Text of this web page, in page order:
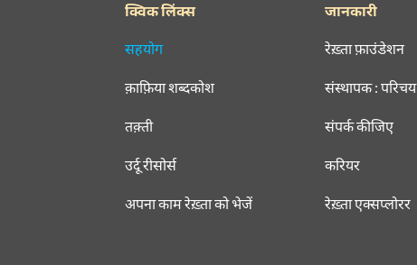
क्विक लिंक्स
सहयोग
क़ाफ़िया शब्दकोश
तक़्ती
उर्दू रीसोर्स
अपना काम रेख़्ता को भेजें
जानकारी
रेख़्ता फ़ाउंडेशन
संस्थापक : परिचय
संपर्क कीजिए
करियर
रेख़्ता एक्सप्लोरर